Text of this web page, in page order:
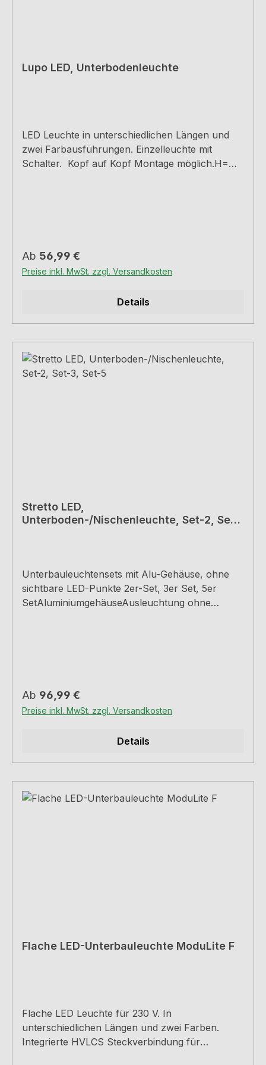
Lupo LED, Unterbodenleuchte
LED Leuchte in unterschiedlichen Längen und
zwei Farbausführungen. Einzelleuchte mit
Schalter. Kopf auf Kopf Montage möglich.H=
Lichtquelle der Energieeffizienzklasse
GNetzanschlussleitung bitte separat bestellen,
siehe unten
Regulärer Preis:
Ab 56,99 €
Preise inkl. MwSt. zzgl. Versandkosten
Details
Stretto LED,
Unterboden-/Nischenleuchte, Set-2, Set-
Unterbauleuchtensets mit Alu-Gehäuse, ohne
sichtbare LED-Punkte 2er-Set, 3er Set, 5er
SetAluminiumgehäuseAusleuchtung ohne
Regulärer Preis:
Ab 96,99 €
Preise inkl. MwSt. zzgl. Versandkosten
Details
Flache LED-Unterbauleuchte ModuLite F
Flache LED Leuchte für 230 V. In
unterschiedlichen Längen und zwei Farben.
Integrierte HVLCS Steckverbindung für